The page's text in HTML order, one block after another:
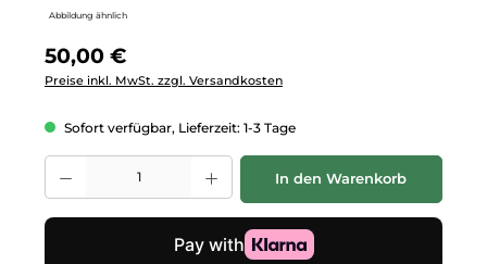
Abbildung ähnlich
Regulärer Preis:
50,00 €
Preise inkl. MwSt. zzgl. Versandkosten
Sofort verfügbar, Lieferzeit: 1-3 Tage
Produkt Anzahl: Gib den gewünschten Wert ein oder benutze die
In den Warenkorb